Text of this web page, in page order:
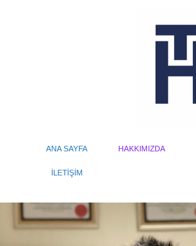
ANA SAYFA HAKKIMIZDA
İLETİŞİM